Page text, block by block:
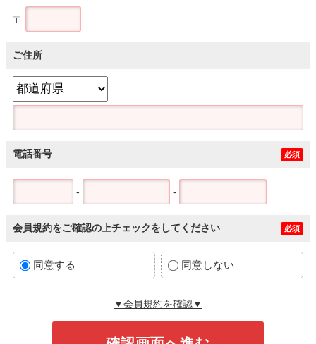
〒
ご住所
電話番号 必須
- -
会員規約をご確認の上チェックをしてください 必須
同意する 同意しない
▼会員規約を確認▼